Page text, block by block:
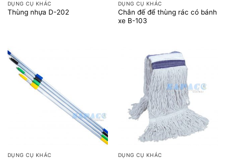
DỤNG CỤ KHÁC
Thùng nhựa D-202
DỤNG CỤ KHÁC
Chân đế để thùng rác có bánh
xe B-103
DỤNG CỤ KHÁC DỤNG CỤ KHÁC